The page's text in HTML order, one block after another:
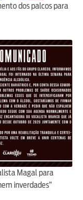
dos palcos para
Magal para
inverdades”